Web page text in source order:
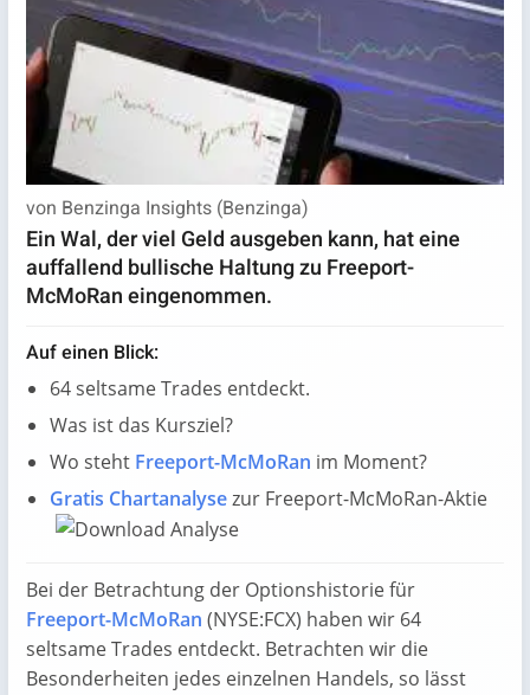
von Benzinga Insights (Benzinga)
Ein Wal, der viel Geld ausgeben kann, hat eine
auffallend bullische Haltung zu Freeport-
McMoRan eingenommen.
Auf einen Blick:
64 seltsame Trades entdeckt.
Was ist das Kursziel?
Wo steht Freeport-McMoRan im Moment?
Gratis Chartanalysezur Freeport-McMoRan-Aktie
Bei der Betrachtung der Optionshistorie für
Freeport-McMoRan (NYSE:FCX) haben wir 64
seltsame Trades entdeckt. Betrachten wir die
Besonderheiten jedes einzelnen Handels, so lässt